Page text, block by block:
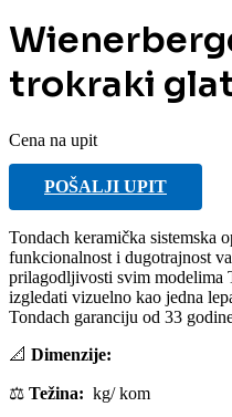
trokraki
Cena na upit
POŠALJI UPIT
Tondach keramička sistemska
funkcionalnost i dugotrajnost
prilagodljivosti svim modelima
izgledati vizuelno kao jedna
Tondach garanciju od 33
📐 Dimenzije:
⚖️ Težina: kg/ kom